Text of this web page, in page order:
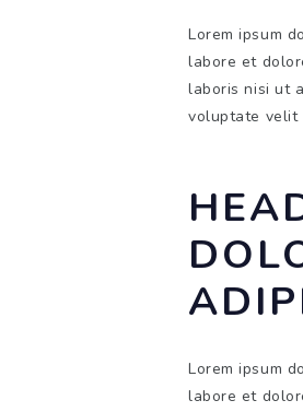
Lorem ipsum
labore et
laboris nisi ut
voluptate velit
Lorem ipsum
labore et